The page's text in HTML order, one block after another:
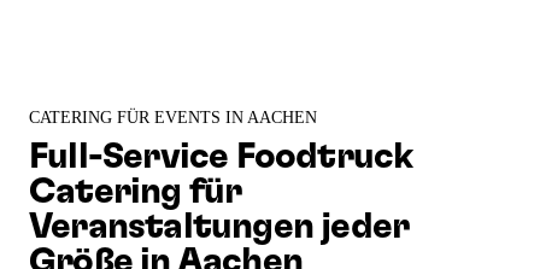
CATERING FÜR EVENTS IN AACHEN
Full-Service Foodtruck
Catering für
Veranstaltungen jeder
Größe in Aachen